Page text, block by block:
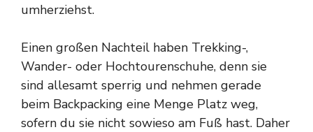
umherziehst.
Einen großen Nachteil haben Trekking-,
Wander- oder Hochtourenschuhe, denn sie
sind allesamt sperrig und nehmen gerade
beim Backpacking eine Menge Platz weg,
sofern du sie nicht sowieso am Fuß hast. Daher